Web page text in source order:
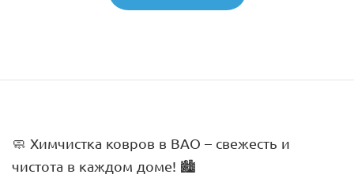
🧼 Химчистка ковров в ВАО – свежесть и
чистота в каждом доме! 🏙